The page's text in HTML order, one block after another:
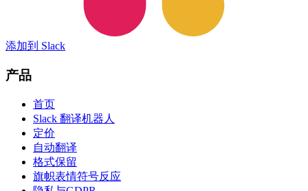
添加到 Slack
产品
首页
Slack 翻译机器人
定价
自动翻译
格式保留
旗帜表情符号反应